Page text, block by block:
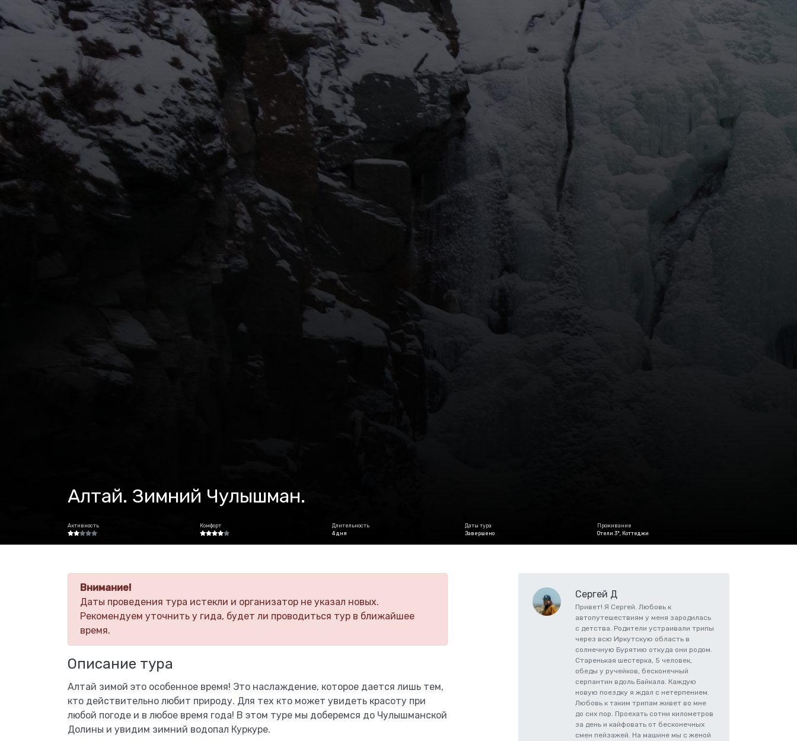
Алтай. Зимний Чулышман.
Активность Комфорт
Длительность
4 дня
Даты тура
Завершено
Проживание
Отели 3*, Коттеджи
Внимание!
Даты проведения тура истекли и организатор не указал новых.
Рекомендуем уточнить у гида, будет ли проводиться тур в ближайшее
время.
Описание тура
Алтай зимой это особенное время! Это наслаждение, которое дается лишь тем,
кто действительно любит природу. Для тех кто может увидеть красоту при
любой погоде и в любое время года! В этом туре мы доберемся до Чулышманской
Долины и увидим зимний водопал Куркуре.
Сергей Д
Привет! Я Сергей. Любовь к
автопутешествиям у меня зародилась
с детства. Родители устраивали трипы
через всю Иркутскую область в
солнечную Бурятию откуда они родом.
Старенькая шестерка, 5 человек,
обеды у ручейков, бесконечный
серпантин вдоль Байкала. Каждую
новую поездку я ждал с нетерпением.
Любовь к таким трипам живет во мне
до сих пор. Проехать сотни километров
за день и кайфовать от бесконечных
смен пейзажей. На машине мы с женой